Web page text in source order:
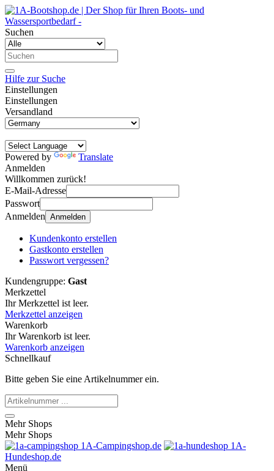
Suchen
Hilfe zur Suche
Einstellungen
Einstellungen
Versandland
Powered by
Translate
Anmelden
Willkommen zurück!
E-Mail-Adresse
Passwort
Anmelden Anmelden
Kundenkonto erstellen
Gastkonto erstellen
Passwort vergessen?
Kundengruppe: Gast
Merkzettel
Ihr Merkzettel ist leer.
Merkzettel anzeigen
Warenkorb
Ihr Warenkorb ist leer.
Warenkorb anzeigen
Schnellkauf
Bitte geben Sie eine Artikelnummer ein.
Mehr Shops
Mehr Shops
1A-Campingshop.de
1A-
Hundeshop.de
Menü